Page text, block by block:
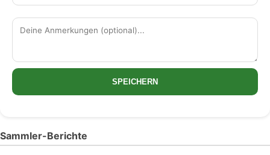
SPEICHERN
Sammler-Berichte